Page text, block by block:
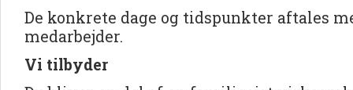
De konkrete dage og tidspunkter aftales
medarbejder.
Vi tilbyder